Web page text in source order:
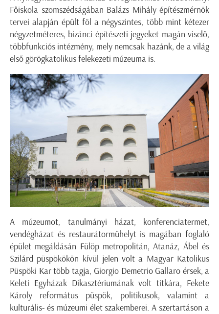
Főiskola szomszédságában Balázs Mihály építészmérnök
tervei alapján épült föl a négyszintes, több mint kétezer
négyzetméteres, bizánci építészeti jegyeket magán viselő,
többfunkciós intézmény, mely nemcsak hazánk, de a világ
első görögkatolikus felekezeti múzeuma is.
A múzeumot, tanulmányi házat, konferenciatermet,
vendégházat és restaurátorműhelyt is magában foglaló
épület megáldásán Fülöp metropolitán, Atanáz, Ábel és
Szilárd püspökökön kívül jelen volt a Magyar Katolikus
Püspöki Kar több tagja, Giorgio Demetrio Gallaro érsek, a
Keleti Egyházak Dikasztériumának volt titkára, Fekete
Károly református püspök, politikusok, valamint a
kulturális- és múzeumi élet szakemberei. A szertartáson a